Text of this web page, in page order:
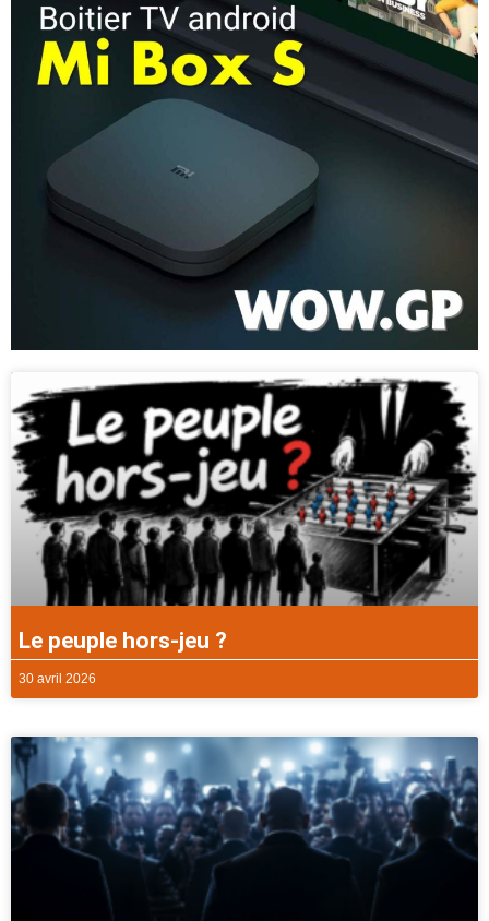
Le peuple hors-jeu ?
30 avril 2026